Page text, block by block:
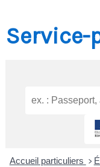
Accueil particuliers >